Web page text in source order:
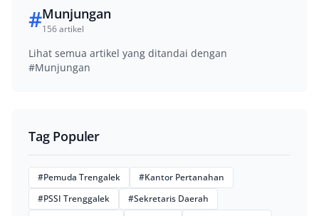
#Munjungan
156 artikel
Lihat semua artikel yang ditandai dengan
#Munjungan
Tag Populer
#Pemuda Trengalek
#Kantor Pertanahan
#PSSI Trenggalek
#Sekretaris Daerah